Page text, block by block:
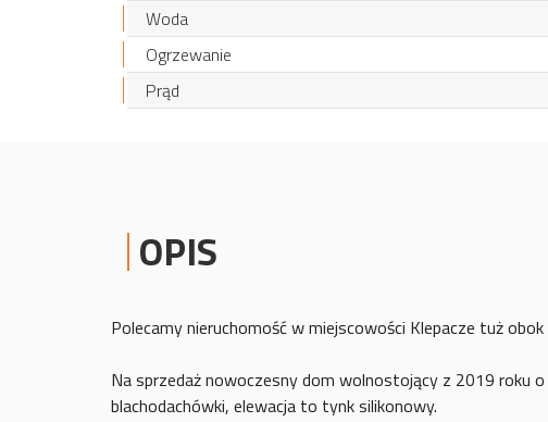
Woda
Ogrzewanie
Prąd
OPIS
Polecamy nieruchomość w miejscowości Klepacze tuż
Na sprzedaż nowoczesny dom wolnostojący z 2019 roku
blachodachówki, elewacja to tynk silikonowy.